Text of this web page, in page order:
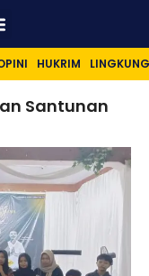
HUKRIM
Santunan